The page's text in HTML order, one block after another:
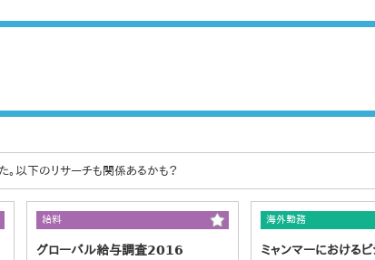
以下のリサーチも関係あるかも？
給料
グローバル給与調査2016
海外勤務
ミャンマーにおける